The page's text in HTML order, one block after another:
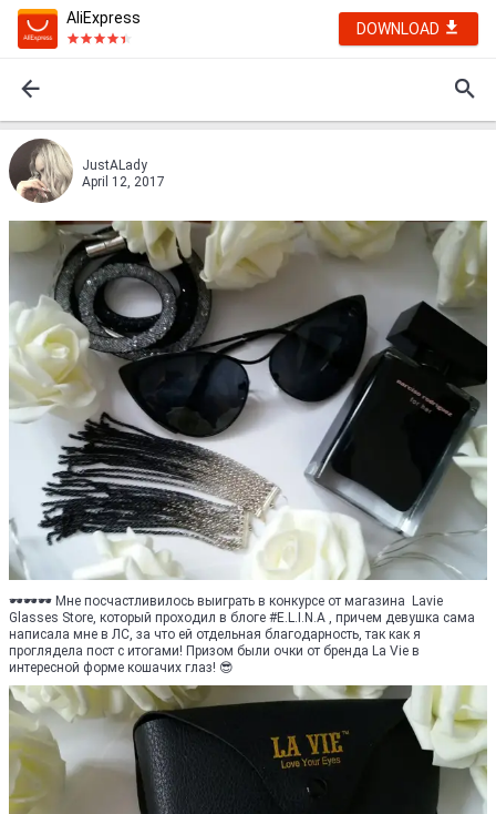
AliExpress
DOWNLOAD
JustALady
April 12, 2017
🕶🕶🕶 Мне посчастливилось выиграть в конкурсе от магазина Lavie
Glasses Store, который проходил в блоге #E.L.I.N.A , причем девушка сама
написала мне в ЛС, за что ей отдельная благодарность, так как я
проглядела пост с итогами! Призом были очки от бренда La Vie в
интересной форме кошачих глаз! 😎